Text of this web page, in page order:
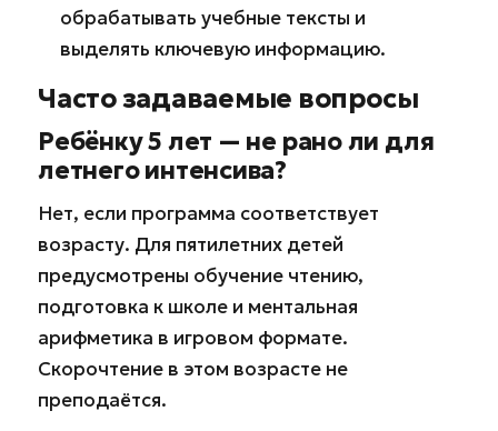
обрабатывать учебные тексты и
выделять ключевую информацию.
Часто задаваемые вопросы
Ребёнку 5 лет — не рано ли для
летнего интенсива?
Нет, если программа соответствует
возрасту. Для пятилетних детей
предусмотрены обучение чтению,
подготовка к школе и ментальная
арифметика в игровом формате.
Скорочтение в этом возрасте не
преподаётся.